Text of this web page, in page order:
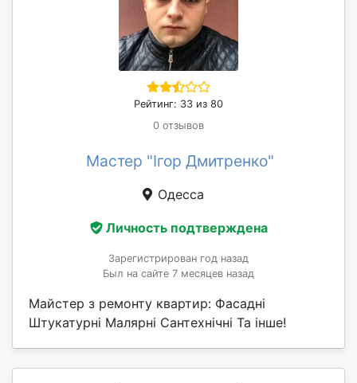
Рейтинг: 33 из 80
0 отзывов
Мастер "Ігор Дмитренко"
Одесса
Личность подтверждена
Зарегистрирован год назад
Был на сайте 7 месяцев назад
Майстер з ремонту квартир: Фасадні
Штукатурні Малярні Сантехнічні Та інше!